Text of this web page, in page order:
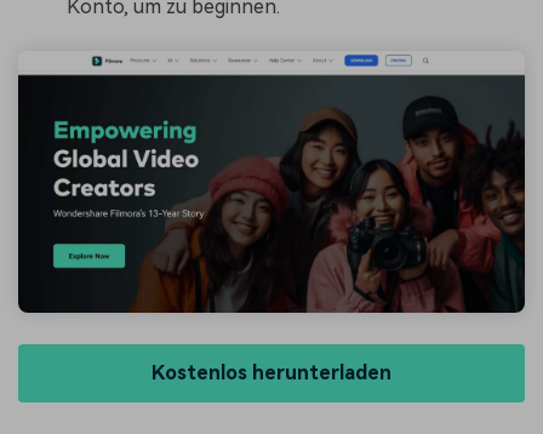
Konto, um zu beginnen.
Kostenlos herunterladen